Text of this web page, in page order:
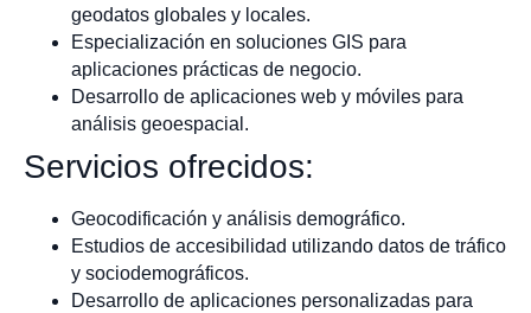
geodatos globales y locales.
Especialización en soluciones GIS para
aplicaciones prácticas de negocio.
Desarrollo de aplicaciones web y móviles para
análisis geoespacial.
Servicios ofrecidos:
Geocodificación y análisis demográfico.
Estudios de accesibilidad utilizando datos de tráfico
y sociodemográficos.
Desarrollo de aplicaciones personalizadas para